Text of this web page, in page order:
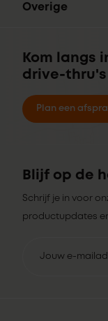
Overige
Kom langs
drive-thru's
Plan een
Blijf op de
Schrijf je in voor
productupdates